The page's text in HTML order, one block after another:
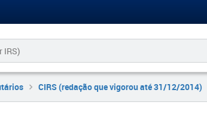
CIRS (redação que vigorou até 31/12/2014)